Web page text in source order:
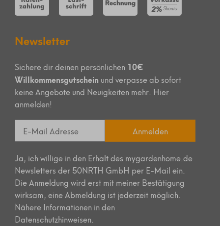
Newsletter
Sichere dir deinen persönlichen 10€
Willkommensgutschein und verpasse ab sofort
keine Angebote und Neuigkeiten mehr. Hier
anmelden!
Anmelden
Ja, ich willige in den Erhalt des mygardenhome.de
Newsletters der 50NRTH GmbH per E-Mail ein.
Die Anmeldung wird erst mit meiner Bestätigung
wirksam, eine Abmeldung ist jederzeit möglich.
Nähere Informationen in den
Datenschutzhinweisen.